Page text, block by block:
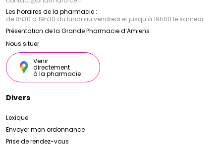
Les horaires de la pharmacie :
de 8h30 à 19h30 du lundi au vendredi et jusqu’à 19h00 le samedi
Présentation de la Grande Pharmacie d’Amiens
Nous situer
Venir
directement
à la pharmacie
Divers
Lexique
Envoyer mon ordonnance
Prise de rendez-vous